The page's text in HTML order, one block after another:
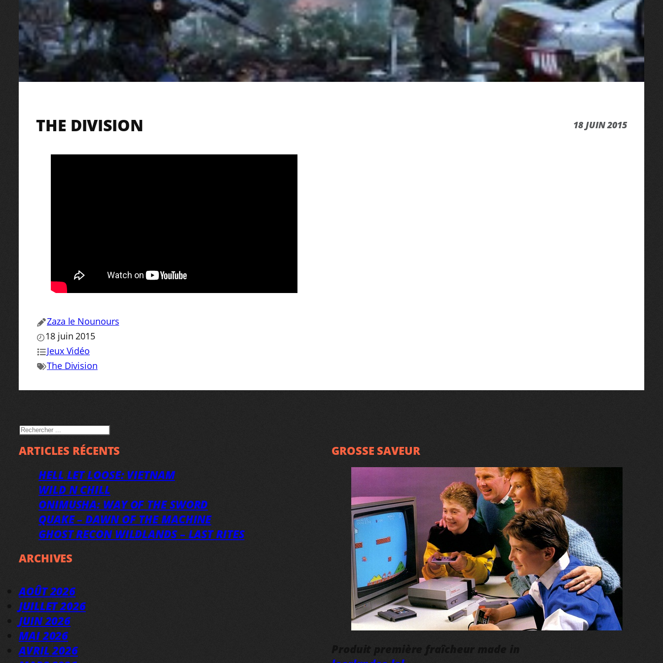
THE DIVISION 18 JUIN 2015
Zaza le Nounours
18 juin 2015
Jeux Vidéo
The Division
RECHERCHER
ARTICLES RÉCENTS
HELL LET LOOSE: VIETNAM
WILD N CHILL
ONIMUSHA: WAY OF THE SWORD
QUAKE – DAWN OF THE MACHINE
GHOST RECON WILDLANDS – LAST RITES
ARCHIVES
AOÛT 2026
JUILLET 2026
JUIN 2026
MAI 2026
AVRIL 2026
GROSSE SAVEUR
Produit première fraîcheur made in